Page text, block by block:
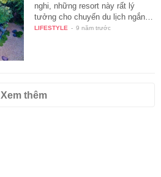
nghi, những resort này rất lý
tưởng cho chuyến du lịch ngắn…
LIFESTYLE - 9 năm trước
Xem thêm